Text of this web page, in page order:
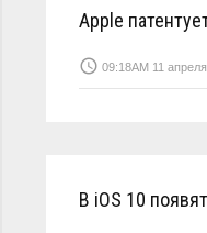
Apple
access_time 09:18AM 11
В iOS 10